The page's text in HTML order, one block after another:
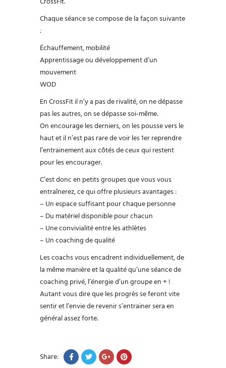
Chaque séance se compose de la façon suivante
:
Échauffement, mobilité
Apprentissage ou développement d’un
mouvement
WOD
En CrossFit il n’y a pas de rivalité, on ne dépasse
pas les autres, on se dépasse soi-même.
On encourage les derniers, on les pousse vers le
haut et il n’est pas rare de voir les 1er reprendre
l’entrainement aux côtés de ceux qui restent
pour les encourager.
C’est donc en petits groupes que vous vous
entraînerez, ce qui offre plusieurs avantages :
– Un espace suffisant pour chaque personne
– Du matériel disponible pour chacun
– Une convivialité entre les athlètes
– Un coaching de qualité
Les coachs vous encadrent individuellement, de
la même manière et la qualité qu’une séance de
coaching privé, l’énergie d’un groupe en + !
Autant vous dire que les progrès se feront vite
sentir et l’envie de revenir s’entrainer sera en
général assez forte.
Share: